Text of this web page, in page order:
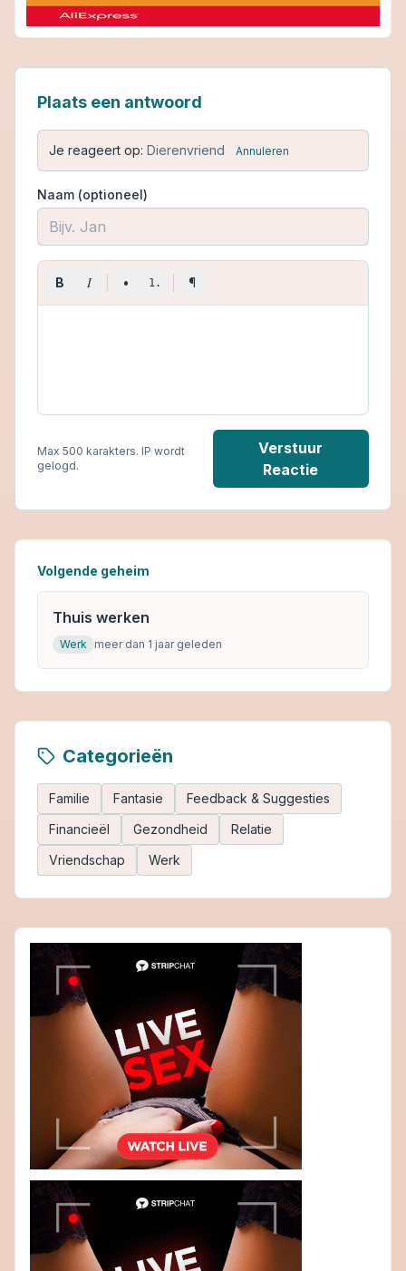
Plaats een antwoord
Je reageert op: Dierenvriend Annuleren
Naam (optioneel)
B I • 1. ¶
Max 500 karakters. IP wordt
gelogd.
Verstuur
Reactie
Volgende geheim
Thuis werken
Werk meer dan 1 jaar geleden
Categorieën
Familie Fantasie
Feedback & Suggesties
Financieël
Gezondheid
Relatie
Vriendschap
Werk